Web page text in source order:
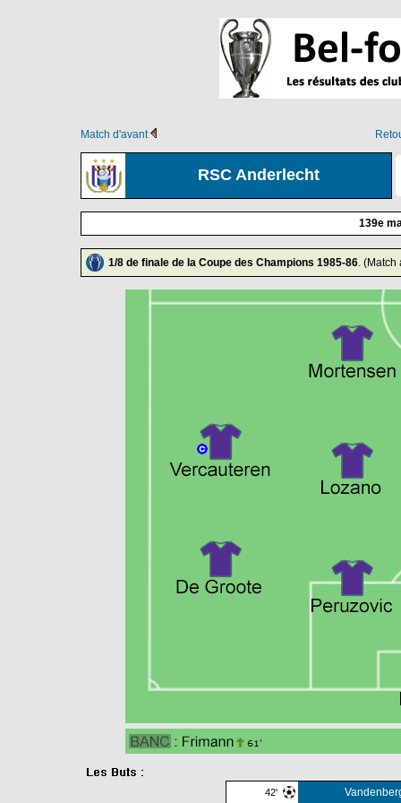
Match d'avant
RSC Anderlecht
139e
1/8 de finale de la Coupe des Champions 1985-86. (Match
42'